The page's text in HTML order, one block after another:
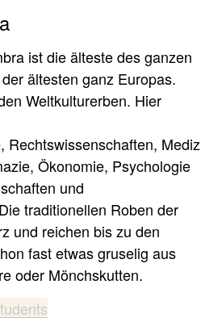
ist die älteste des ganzen
ältesten ganz Europas.
Weltkulturerben. Hier
Rechtswissenschaften, Mediz
Ökonomie, Psychologie
und
traditionellen Roben der
und reichen bis zu den
fast etwas gruselig aus
oder Mönchskutten.